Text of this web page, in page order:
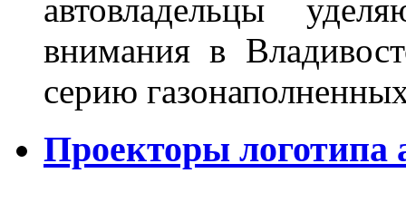
автовладельцы
внимания в
серию
Проекторы логотипа